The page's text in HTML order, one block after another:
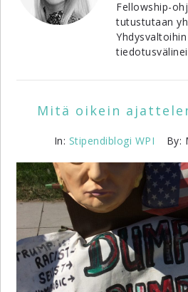
Fellowship-
tutustutaan
Mitä oikein
In: Stipendiblogi WPI By: